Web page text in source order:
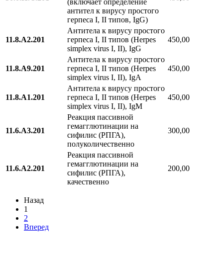
(включает определение
антител к вирусу простого
герпеса I, II типов, IgG)
11.8.A2.201
Антитела к вирусу простого
герпеса I, II типов (Herpes
simplex virus I, II), IgG
450,00
11.8.A9.201
Антитела к вирусу простого
герпеса I, II типов (Herpes
simplex virus I, II), IgA
450,00
11.8.A1.201
Антитела к вирусу простого
герпеса I, II типов (Herpes
simplex virus I, II), IgM
450,00
11.6.A3.201
Реакция пассивной
гемагглютинации на
сифилис (РПГА),
полуколичественно
300,00
11.6.A2.201
Реакция пассивной
гемагглютинации на
сифилис (РПГА),
качественно
200,00
Назад
1
2
Вперед